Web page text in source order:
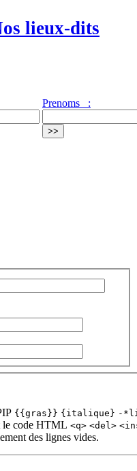
lieux-dits
Prenoms :
{{gras}} {italique} -
le code HTML <q> <del>
des lignes vides.